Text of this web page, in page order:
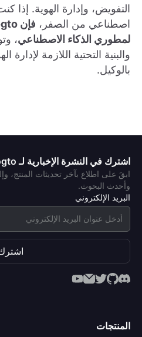
التفويض، وإدارة الهوية. إذا
اصطناعي من الصفر،
لمطوري الذكاء الاصطناعي،
والبنية التحتية اللازمة
بالوكيل.
اشترك في النشرة الإخبارية لـ Logto
ابقَ على اطلاع بآخر تحديثات المنتج،
وأحدث البحوث.
البريد الإلكتروني
المنتجات